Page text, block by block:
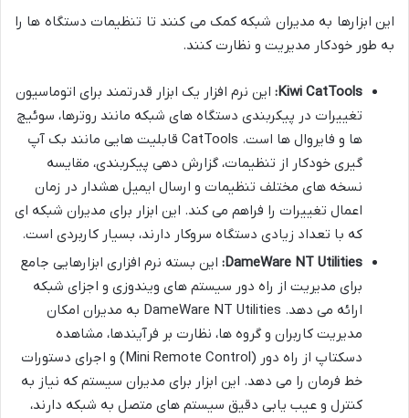
این ابزارها به مدیران شبکه کمک می کنند تا تنظیمات دستگاه ها را
به طور خودکار مدیریت و نظارت کنند.
Kiwi CatTools: این نرم افزار یک ابزار قدرتمند برای اتوماسیون
تغییرات در پیکربندی دستگاه های شبکه مانند روترها، سوئیچ
ها و فایروال ها است. CatTools قابلیت هایی مانند بک آپ
گیری خودکار از تنظیمات، گزارش دهی پیکربندی، مقایسه
نسخه های مختلف تنظیمات و ارسال ایمیل هشدار در زمان
اعمال تغییرات را فراهم می کند. این ابزار برای مدیران شبکه ای
که با تعداد زیادی دستگاه سروکار دارند، بسیار کاربردی است.
DameWare NT Utilities: این بسته نرم افزاری ابزارهایی جامع
برای مدیریت از راه دور سیستم های ویندوزی و اجزای شبکه
ارائه می دهد. DameWare NT Utilities به مدیران امکان
مدیریت کاربران و گروه ها، نظارت بر فرآیندها، مشاهده
دسکتاپ از راه دور (Mini Remote Control) و اجرای دستورات
خط فرمان را می دهد. این ابزار برای مدیران سیستم که نیاز به
کنترل و عیب یابی دقیق سیستم های متصل به شبکه دارند،